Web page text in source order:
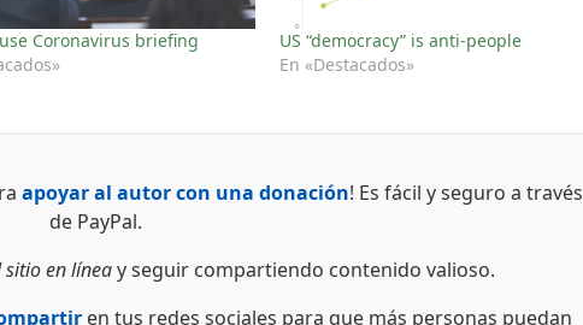
Coronavirus briefing
US “democracy” is anti-people
En «Destacados»
apoyar al autor con una donación! Es fácil y seguro a través
de PayPal.
en líneay seguir compartiendo contenido valioso.
en tus redes sociales para que más personas puedan